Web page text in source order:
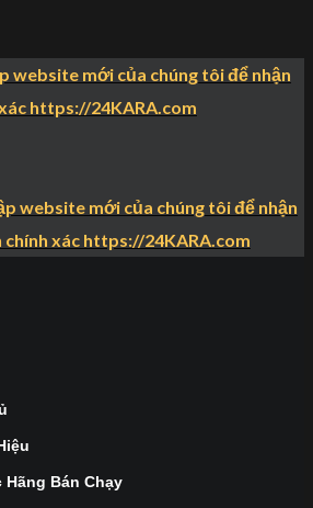
website mới của chúng tôi để nhận
https://24KARA.com
website mới của chúng tôi để nhận
xác https://24KARA.com
Hãng Bán Chạy